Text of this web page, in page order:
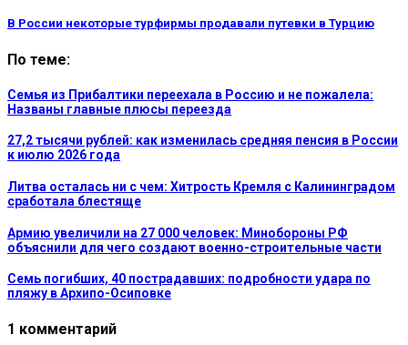
В России некоторые турфирмы продавали путевки в Турцию
По теме:
Семья из Прибалтики переехала в Россию и не пожалела:
Названы главные плюсы переезда
27,2 тысячи рублей: как изменилась средняя пенсия в России
к июлю 2026 года
Литва осталась ни с чем: Хитрость Кремля с Калининградом
сработала блестяще
Армию увеличили на 27 000 человек: Минобороны РФ
объяснили для чего создают военно-строительные части
Семь погибших, 40 пострадавших: подробности удара по
пляжу в Архипо-Осиповке
1 комментарий